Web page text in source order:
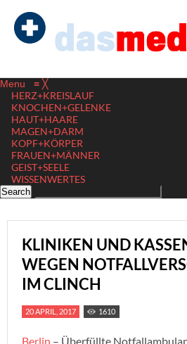
Menu ≡ ╳
HERZ+KREISLAUF
KNOCHEN+GELENKE
HAUT+HAARE
MAGEN+DARM
KOPF+KÖRPER
FRAUEN+MÄNNER
GEIST+SEELE
WISSENWERTES
KLINIKEN UND
WEGEN
IM CLINCH
20 APRIL, 2017 1610
Berlin – Überfüllte